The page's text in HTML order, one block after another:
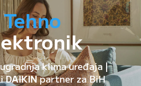
Tehno
klima uređaja |
DAIKINpartner za BiH